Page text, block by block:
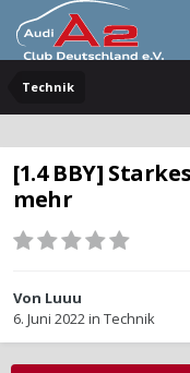
Technik
[1.4 BBY]
mehr
Von Luuu
6. Juni 2022in Technik